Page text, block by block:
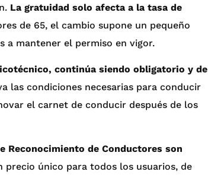
La gratuidad solo afecta a la tasa de
de 65, el cambio supone un pequeño
a mantener el permiso en vigor.
continúa siendo obligatorio y de
las condiciones necesarias para conducir
el carnet de conducir después de los
Reconocimiento de Conductores son
precio único para todos los usuarios, de